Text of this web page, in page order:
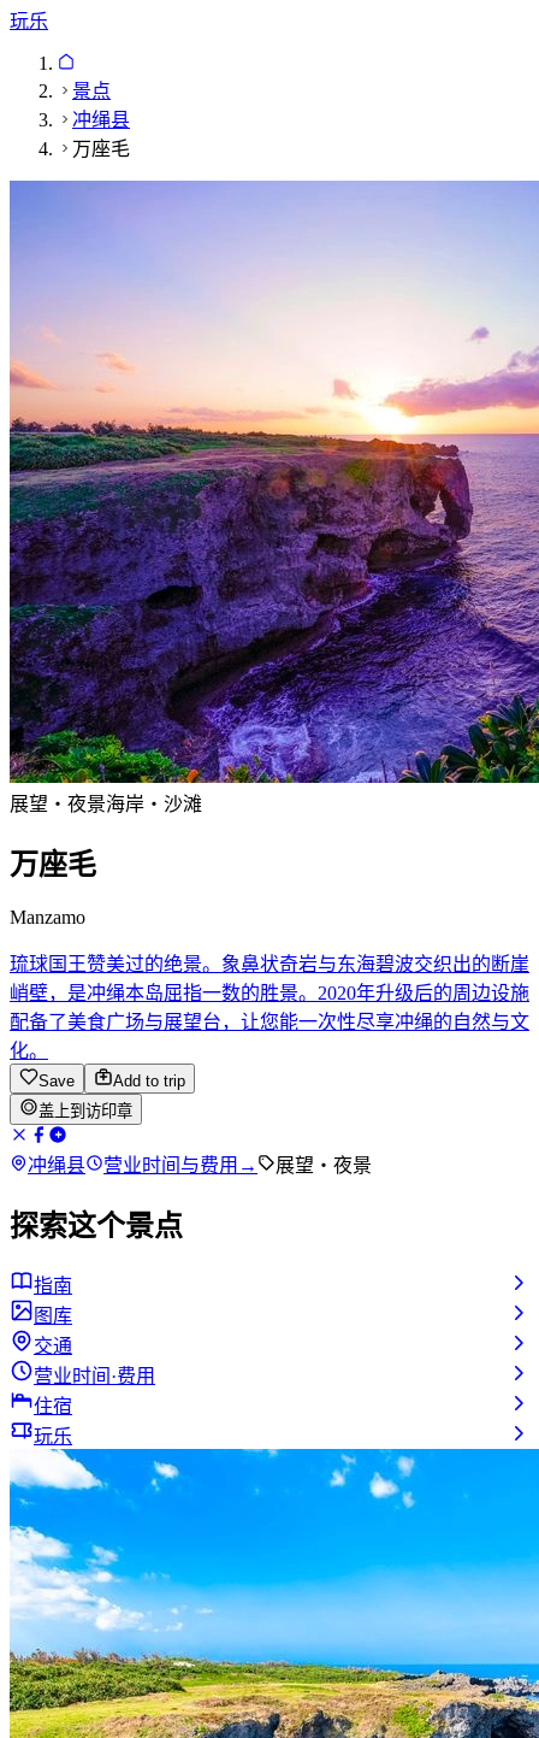
玩乐
景点
冲绳县
万座毛
展望・夜景海岸・沙滩
万座毛
Manzamo
琉球国王赞美过的绝景。象鼻状奇岩与东海碧波交织出的断崖
峭壁，是冲绳本岛屈指一数的胜景。2020年升级后的周边设施
配备了美食广场与展望台，让您能一次性尽享冲绳的自然与文
化。
Save
Add to trip
盖上到访印章
冲绳县 营业时间与费用 → 展望・夜景
探索这个景点
指南
图库
交通
营业时间·费用
住宿
玩乐